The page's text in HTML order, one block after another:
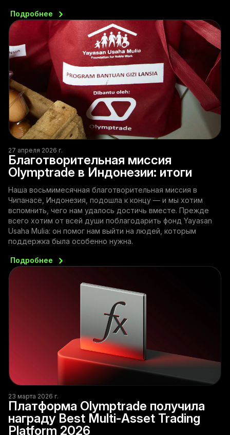
Подробнее
27 апреля 2026 г.
Благотворительная миссия
Olymptrade в Индонезии: итоги
Наша восьмимесячная благотворительная миссия в
Чипанасе, Индонезия, подошла к концу — и мы хотим
вспомнить, чего нам удалось достичь вместе. Прежде
всего хотим от всей души поблагодарить фонд Yayasan
Usaha Mulia: он помог нам выйти на людей, которым
поддержка была особенно нужна.
Подробнее
23 марта 2026 г.
Платформа Olymptrade получила
награду Best Multi-Asset Trading
Platform 2026